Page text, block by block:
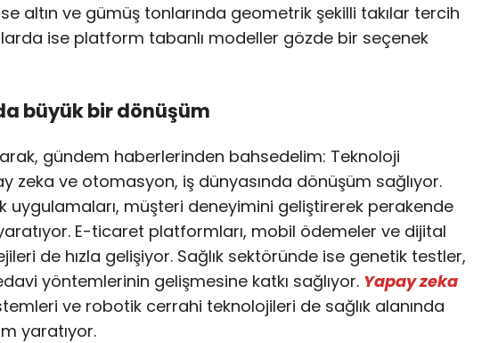
altın ve gümüş tonlarında geometrik şekilli takılar tercih
ise platform tabanlı modeller gözde bir seçenek
büyük bir dönüşüm
gündem haberlerinden bahsedelim: Teknoloji
zeka ve otomasyon, iş dünyasında dönüşüm sağlıyor.
uygulamaları, müşteri deneyimini geliştirerek perakende
E-ticaret platformları, mobil ödemeler ve dijital
de hızla gelişiyor. Sağlık sektöründe ise genetik testler,
yöntemlerinin gelişmesine katkı sağlıyor. Yapay zeka
ve robotik cerrahi teknolojileri de sağlık alanında
yaratıyor.